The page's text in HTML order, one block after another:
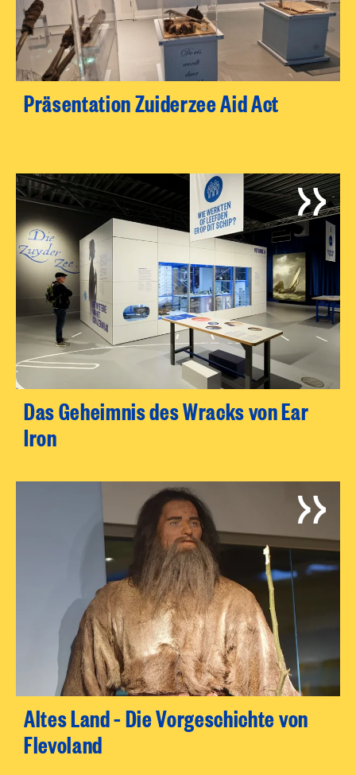
Präsentation Zuiderzee Aid Act
Das Geheimnis des Wracks von Ear
Iron
Altes Land – Die Vorgeschichte von
Flevoland